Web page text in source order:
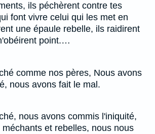
ils péchèrent contre tes
font vivre celui qui les met en
une épaule rebelle, ils raidirent
point.…
comme nos pères, Nous avons
nous avons fait le mal.
nous avons commis l'iniquité,
et rebelles, nous nous